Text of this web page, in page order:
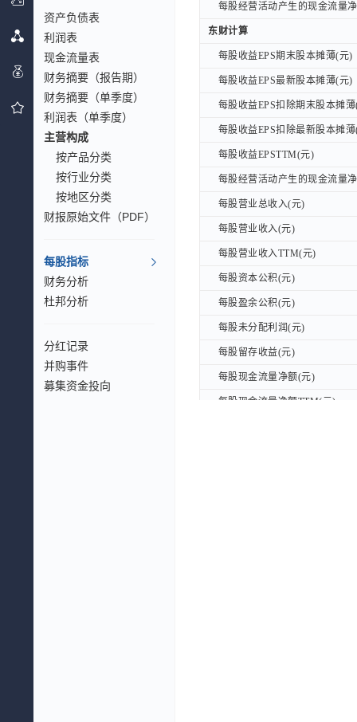
资产负债表
利润表
现金流量表
财务摘要（报告期）
财务摘要（单季度）
利润表（单季度）
主营构成
按产品分类
按行业分类
按地区分类
财报原始文件（PDF）
每股指标
财务分析
杜邦分析
分红记录
并购事件
募集资金投向
每股经营活动产生的现金流量
东财计算
每股收益EPS期末股本摊薄(元)
每股收益EPS最新股本摊薄(元)
每股收益EPS扣除期末股本摊
每股收益EPS扣除最新股本摊
每股收益EPSTTM(元)
每股经营活动产生的现金流量
每股营业总收入(元)
每股营业收入(元)
每股营业收入TTM(元)
每股资本公积(元)
每股盈余公积(元)
每股未分配利润(元)
每股留存收益(元)
每股现金流量净额(元)
每股现金流量净额TTM(元)
每股经营活动产生的现金流量
东财计算
每股收益EPS期末股本摊薄(元)
每股收益EPS最新股本摊薄(元)
每股收益EPS扣除期末股本摊
每股收益EPS扣除最新股本摊
每股收益EPSTTM(元)
每股经营活动产生的现金流量
每股营业总收入(元)
每股营业收入(元)
每股营业收入TTM(元)
每股资本公积(元)
每股盈余公积(元)
每股未分配利润(元)
每股留存收益(元)
每股现金流量净额(元)
每股现金流量净额TTM(元)